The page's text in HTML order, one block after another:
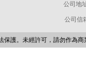
公司地
公司信
保護。未經許可，請勿作為商